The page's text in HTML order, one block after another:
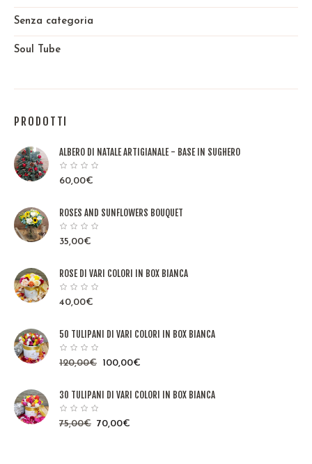
Senza categoria
Soul Tube
PRODOTTI
ALBERO DI NATALE ARTIGIANALE - BASE IN SUGHERO
60,00€
ROSES AND SUNFLOWERS BOUQUET
35,00€
ROSE DI VARI COLORI IN BOX BIANCA
40,00€
50 TULIPANI DI VARI COLORI IN BOX BIANCA
120,00€ 100,00€
30 TULIPANI DI VARI COLORI IN BOX BIANCA
75,00€ 70,00€